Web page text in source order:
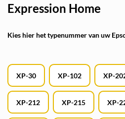
Expression Home
Kies hier het typenummer van uw
XP-30 XP-102 XP-
XP-212 XP-215 XP-